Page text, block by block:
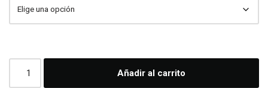
Añadir al carrito